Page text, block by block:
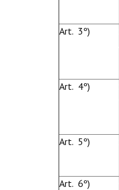
Art. 3º)
Art. 4º)
Art. 5º)
Art. 6º)